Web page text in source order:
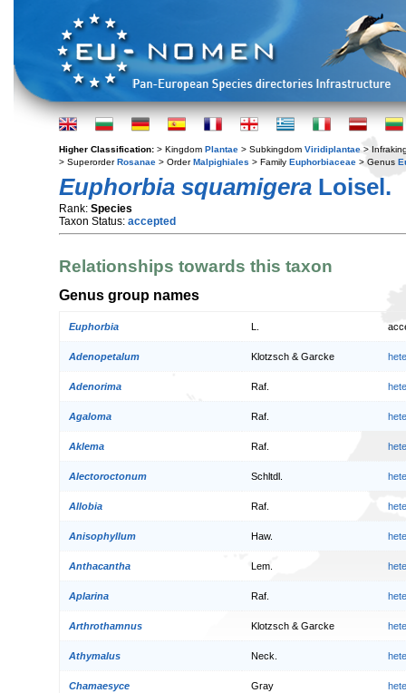
Higher Classification: > Kingdom Plantae > Subkingdom Viridiplantae >
> SuperorderRosanae > OrderMalpighiales > Family Euphorbiaceae > Genus
Euphorbia squamigera Loisel.
Rank: Species
Taxon Status: accepted
Relationships towards this taxon
Genus group names
Euphorbia
Adenopetalum Klotzsch & Garcke
Adenorima Raf.
Agaloma Raf.
Aklema Raf.
Alectoroctonum Schltdl.
Allobia Raf.
Anisophyllum Haw.
Anthacantha Lem.
Aplarina Raf.
Arthrothamnus Klotzsch & Garcke
Athymalus Neck.
Chamaesyce Gray